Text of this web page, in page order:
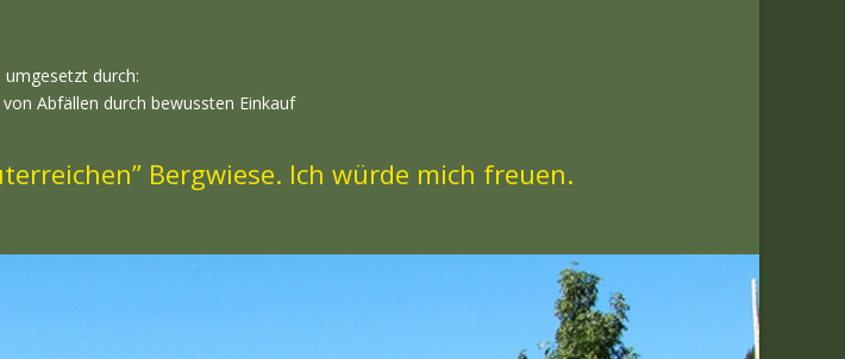
durch:
Abfällen durch bewussten Einkauf
Bergwiese. Ich würde mich freuen.